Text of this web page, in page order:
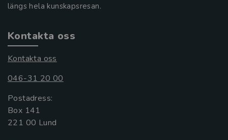
längs hela kunskapsresan.
Kontakta oss
Kontakta oss
046-31 20 00
Postadress:
Box 141
221 00 Lund